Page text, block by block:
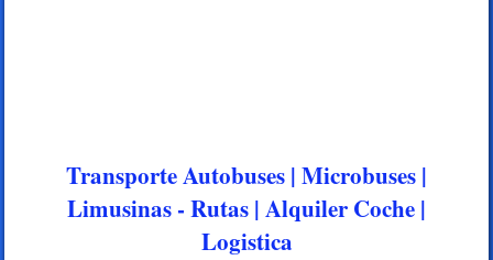
Transporte Autobuses | Microbuses |
Limusinas - Rutas | Alquiler Coche |
Logistica